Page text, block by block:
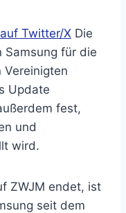
Twitter/X Die
Samsung für die
Vereinigten
Update
fest,
und
wird.
ZWJM endet, ist
seit dem